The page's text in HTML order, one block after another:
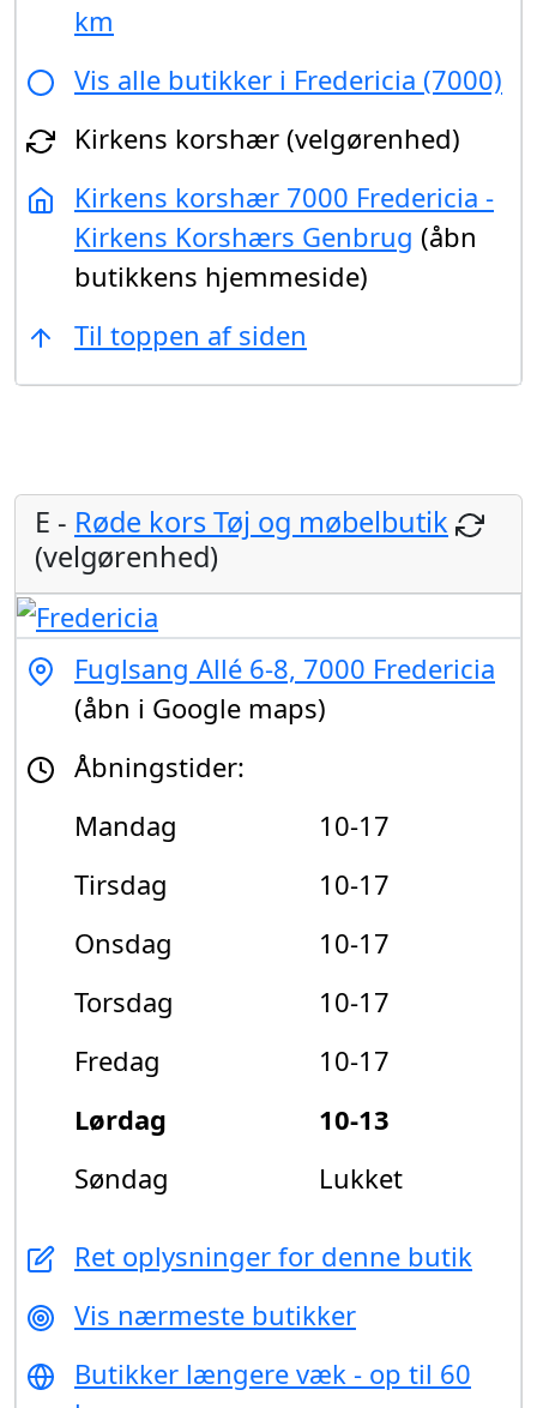
km
Vis alle butikker i Fredericia (7000)
Kirkens korshær (velgørenhed)
Kirkens korshær 7000 Fredericia -
Kirkens Korshærs Genbrug (åbn
butikkens hjemmeside)
Til toppen af siden
E - Røde kors Tøj og møbelbutik
(velgørenhed)
Fuglsang Allé 6-8, 7000 Fredericia
(åbn i Google maps)
Åbningstider:
Mandag
10-17
Tirsdag
10-17
Onsdag
10-17
Torsdag
10-17
Fredag
10-17
Lørdag
10-13
Søndag
Lukket
Ret oplysninger for denne butik
Vis nærmeste butikker
Butikker længere væk - op til 60